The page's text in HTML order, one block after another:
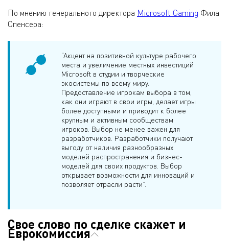
По мнению генерального директора Microsoft Gaming Фила
Спенсера:
“Акцент на позитивной культуре рабочего
места и увеличение местных инвестиций
Microsoft в студии и творческие
экосистемы по всему миру.
Предоставление игрокам выбора в том,
как они играют в свои игры, делает игры
более доступными и приводит к более
крупным и активным сообществам
игроков. Выбор не менее важен для
разработчиков. Разработчики получают
выгоду от наличия разнообразных
моделей распространения и бизнес-
моделей для своих продуктов. Выбор
открывает возможности для инноваций и
позволяет отрасли расти”.
Свое слово по сделке скажет и
Еврокомиссия